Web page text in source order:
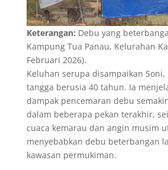
Keterangan: Debu yang
Kampung Tua Panau, Kelurahan
Februari 2026).
Keluhan serupa disampaikan
tangga berusia 40 tahun. Ia
dampak pencemaran debu
dalam beberapa pekan terakhir,
cuaca kemarau dan angin musim
menyebabkan debu beterbangan
kawasan permukiman.